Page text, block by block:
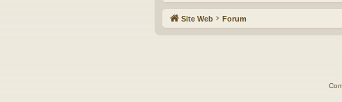
Site Web Forum